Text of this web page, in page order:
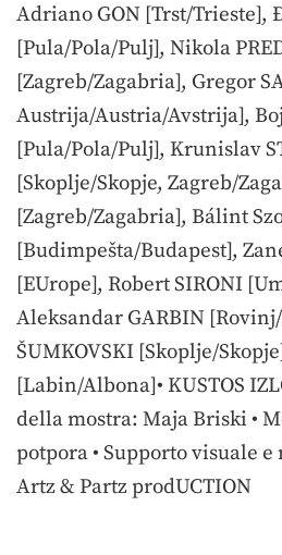
Adriano GON [Trst/Trieste],
[Pula/Pola/Pulj], Nikola
[Zagreb/Zagabria], Gregor
Austrija/Austria/Avstrija],
[Pula/Pola/Pulj], Krunislav
[Skoplje/Skopje, Zagreb/
[Zagreb/Zagabria], Bálint
[Budimpešta/Budapest],
[EUrope], Robert SIRONI
Aleksandar GARBIN
ŠUMKOVSKI [Skoplje/
[Labin/Albona]• KUSTOS
della mostra: Maja Briski •
potpora • Supporto visuale
Artz & Partz prodUCTION